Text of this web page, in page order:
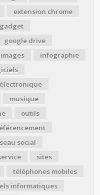
extension chrome
gadget
google drive
images
infographie
musique
outils
social
sites
téléphones mobiles
informatiques